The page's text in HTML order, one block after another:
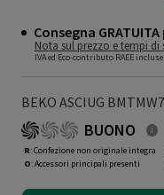
Consegna
Nota sul prezzo e tempi di
IVA ed Eco-contributo RAEE incluse
BEKO ASCIUG
BUONO
R: Confezione non originale integra
O: Accessori principali presenti